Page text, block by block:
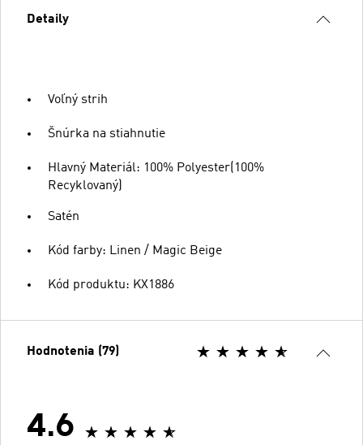
Detaily
Voľný strih
Šnúrka na stiahnutie
Hlavný Materiál: 100% Polyester(100%
Recyklovaný)
Satén
Kód farby: Linen / Magic Beige
Kód produktu: KX1886
Hodnotenia (79)
4.6